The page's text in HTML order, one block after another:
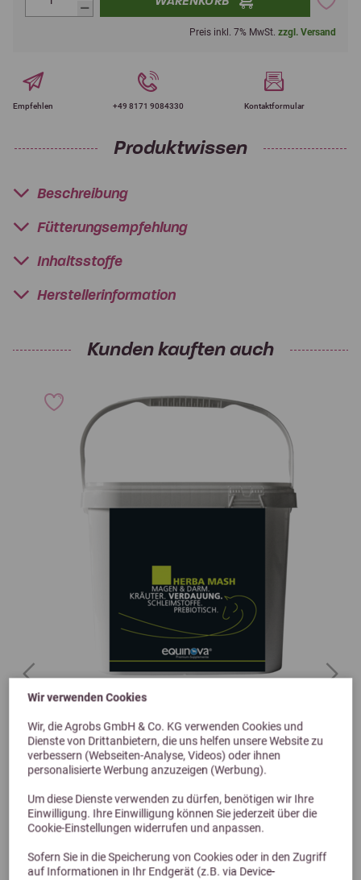
Wir verwenden Cookies
Wir, die Agrobs GmbH & Co. KG verwenden Cookies und
Dienste von Drittanbietern, die uns helfen unsere Website zu
verbessern (Webseiten-Analyse, Videos) oder ihnen
personalisierte Werbung anzuzeigen (Werbung).
Um diese Dienste verwenden zu dürfen, benötigen wir Ihre
Einwilligung. Ihre Einwilligung können Sie jederzeit über die
Cookie-Einstellungen widerrufen und anpassen.
Sofern Sie in die Speicherung von Cookies oder in den Zugriff
auf Informationen in Ihr Endgerät (z.B. via Device-
Preis inkl. 7% MwSt. zzgl. Versand
Empfehlen +49 8171 9084330 Kontaktformular
Produktwissen
Beschreibung
Fütterungsempfehlung
Inhaltsstoffe
Herstellerinformation
Kunden kauften auch
Höveler Equinova Herba Mash 5 kg
zur Unterstützung bei Darmproblemen
Previous Next